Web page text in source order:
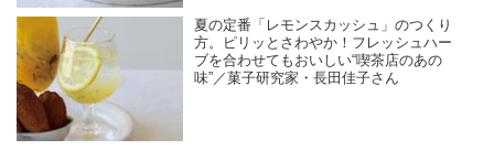
夏の定番「レモンスカッシュ」のつくり
方。ピリッとさわやか！フレッシュハー
ブを合わせてもおいしい“喫茶店のあの
味”／菓子研究家・長田佳子さん